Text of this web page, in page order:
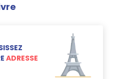
ADRESSE